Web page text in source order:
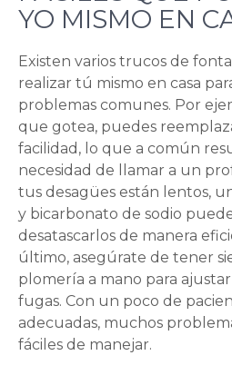
YO MISMO EN
Existen varios trucos de
realizar tú mismo en casa
problemas comunes. Por
que gotea, puedes
facilidad, lo que a común
necesidad de llamar a un
tus desagües están lentos,
y bicarbonato de sodio
desatascarlos de manera
último, asegúrate de tener
plomería a mano para
fugas. Con un poco de
adecuadas, muchos
fáciles de manejar.